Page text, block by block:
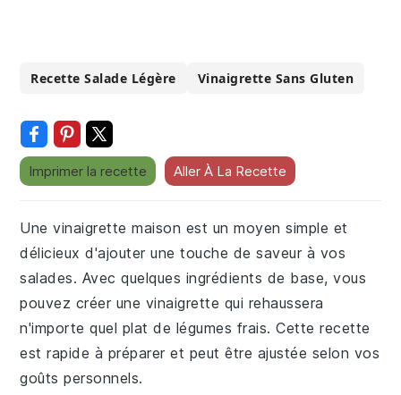
Recette Salade Légère Vinaigrette Sans Gluten
Imprimer la recette Aller À La Recette
Une vinaigrette maison est un moyen simple et
délicieux d'ajouter une touche de saveur à vos
salades. Avec quelques ingrédients de base, vous
pouvez créer une vinaigrette qui rehaussera
n'importe quel plat de légumes frais. Cette recette
est rapide à préparer et peut être ajustée selon vos
goûts personnels.